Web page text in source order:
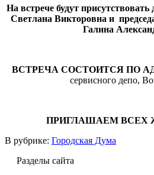
На встрече будут присутствовать
Светлана Викторовна и
Галина
ВСТРЕЧА СОСТОИТСЯ ПО
сервисного депо,
ПРИГЛАШАЕМ
В рубрике: Городская Дума
Разделы сайта